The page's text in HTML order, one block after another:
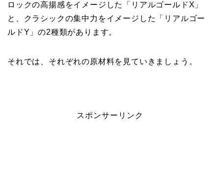
ロックの高揚感をイメージした「リアルゴールドX」
と、クラシックの集中力をイメージした「リアルゴー
ルドY」の2種類があります。
それでは、それぞれの原材料を見ていきましょう。
スポンサーリンク